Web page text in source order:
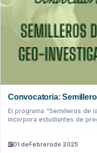
Convocatoria:
El programa "Semilleros de
incorpora estudiantes de
01 deFebrerode 2025